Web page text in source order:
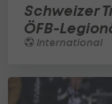
Schweizer
ÖFB-
International